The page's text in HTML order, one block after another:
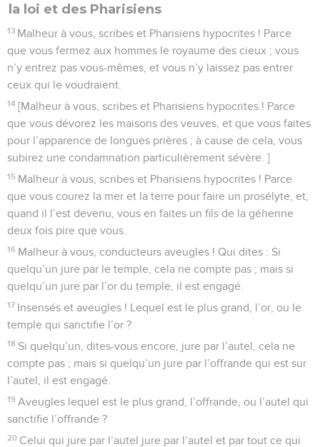
la loi et des Pharisiens
13 Malheur à vous, scribes et Pharisiens hypocrites ! Parce
que vous fermez aux hommes le royaume des cieux ; vous
n’y entrez pas vous-mêmes, et vous n’y laissez pas entrer
ceux qui le voudraient.
14 [Malheur à vous, scribes et Pharisiens hypocrites ! Parce
que vous dévorez les maisons des veuves, et que vous faites
pour l’apparence de longues prières ; à cause de cela, vous
subirez une condamnation particulièrement sévère. ]
15 Malheur à vous, scribes et Pharisiens hypocrites ! Parce
que vous courez la mer et la terre pour faire un prosélyte, et,
quand il l’est devenu, vous en faites un fils de la géhenne
deux fois pire que vous.
16 Malheur à vous, conducteurs aveugles ! Qui dites : Si
quelqu’un jure par le temple, cela ne compte pas ; mais si
quelqu’un jure par l’or du temple, il est engagé.
17 Insensés et aveugles ! Lequel est le plus grand, l’or, ou le
temple qui sanctifie l’or ?
18 Si quelqu’un, dites-vous encore, jure par l’autel, cela ne
compte pas ; mais si quelqu’un jure par l’offrande qui est sur
l’autel, il est engagé.
19 Aveugles lequel est le plus grand, l’offrande, ou l’autel qui
sanctifie l’offrande ?
20 Celui qui jure par l’autel jure par l’autel et par tout ce qui